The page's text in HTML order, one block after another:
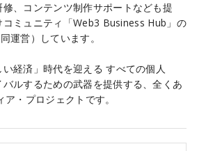
、コンテンツ制作サポートなども提
コミュニティ「Web3 Business Hub」の
運営）しています。
経済」時代を迎える すべての個人
ルするための武器を提供する、全くあ
・プロジェクトです。